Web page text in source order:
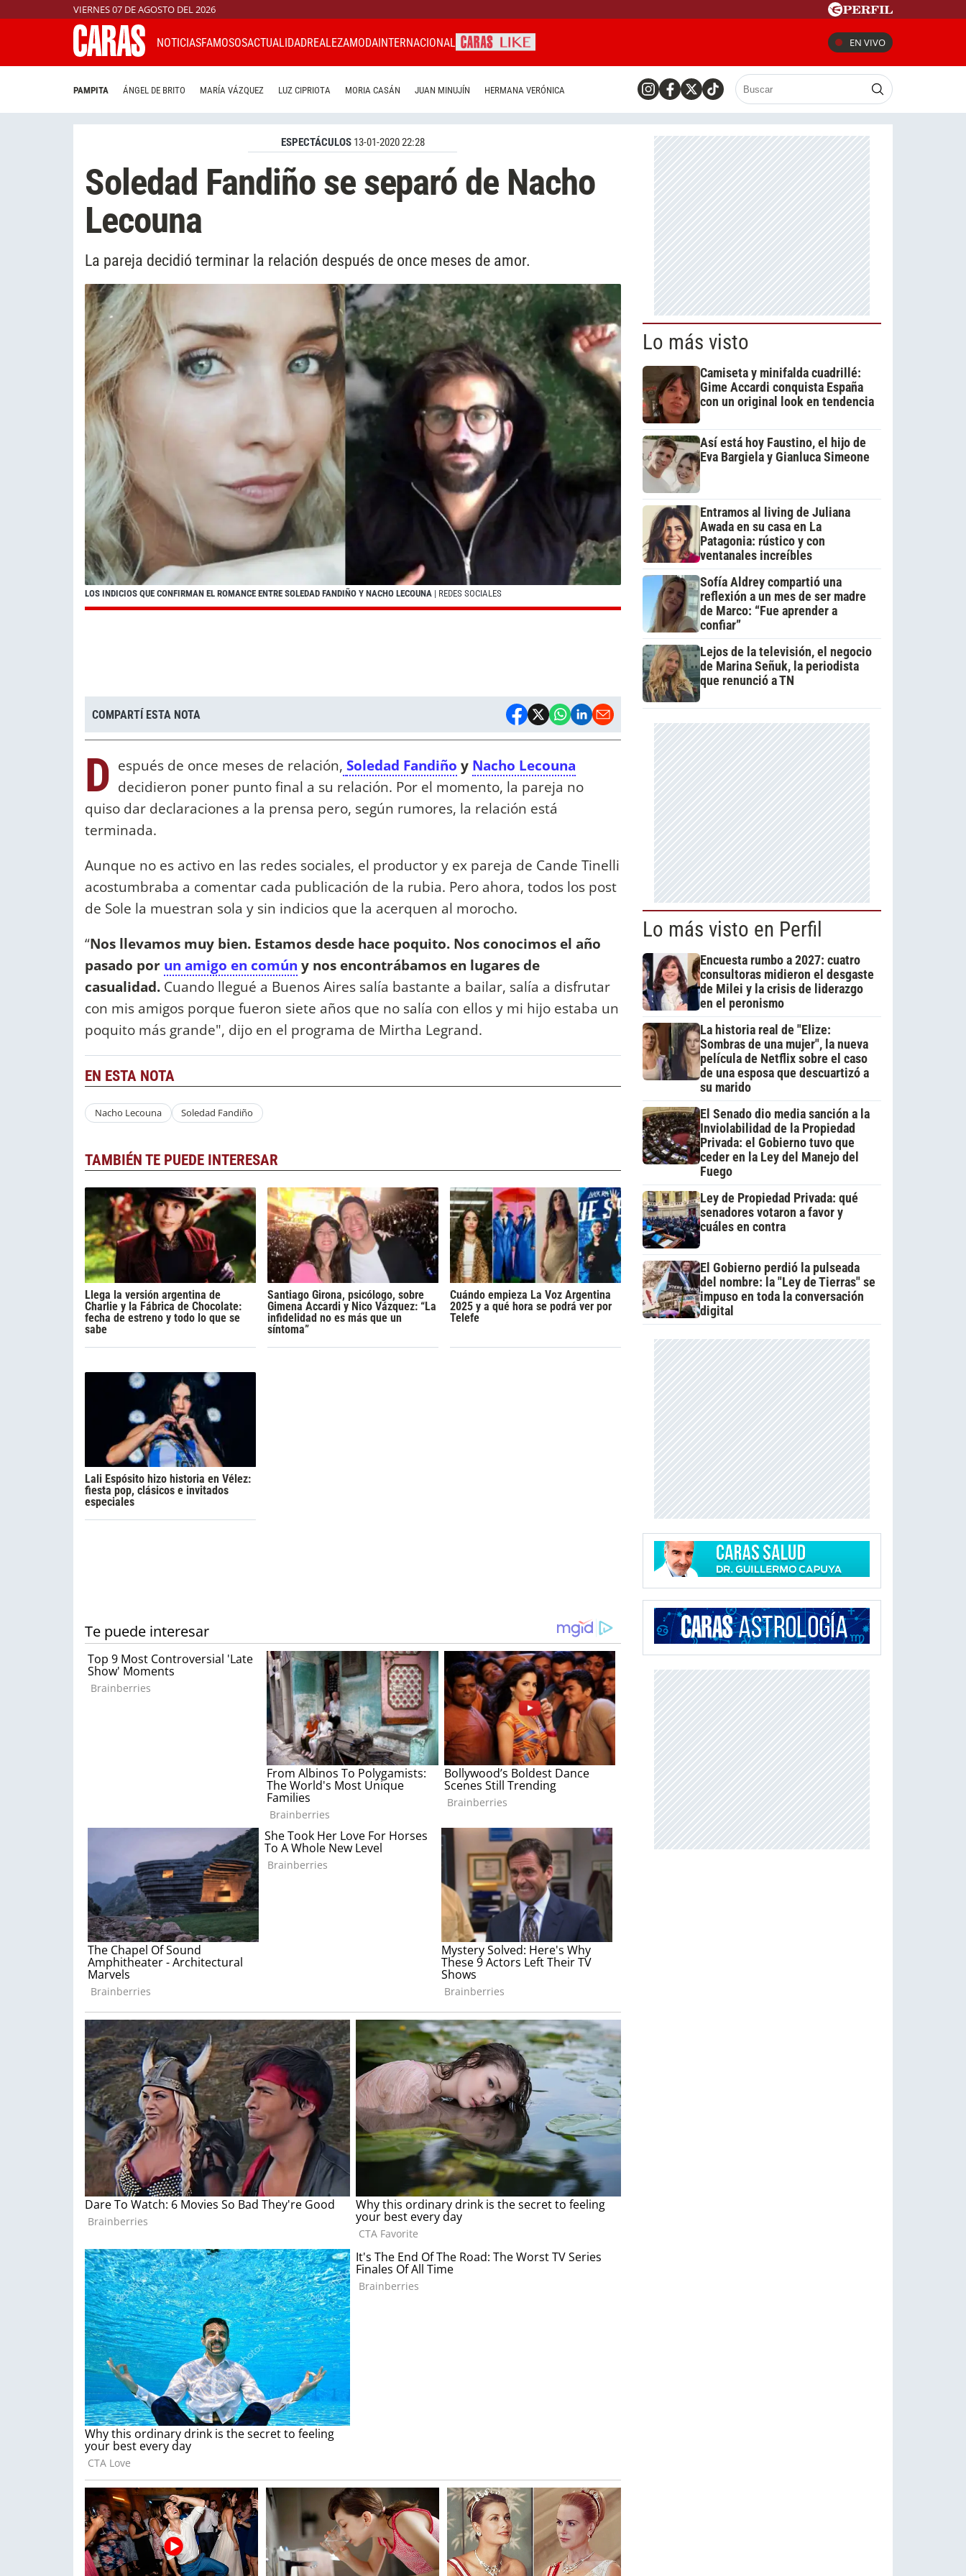
VIERNES 07 DE AGOSTO DEL 2026
NOTICIASFAMOSOSACTUALIDADREALEZAMODAINTERNACIONAL EN VIVO
PAMPITA ÁNGEL DE BRITO MARÍA VÁZQUEZ LUZ CIPRIOTA MORIA CASÁN JUAN MINUJÍN HERMANA VERÓNICA
ESPECTÁCULOS 13-01-2020 22:28
Soledad Fandiño se separó de Nacho
Lecouna
La pareja decidió terminar la relación después de once meses de amor.
LOS INDICIOS QUE CONFIRMAN EL ROMANCE ENTRE SOLEDAD FANDIÑO Y NACHO LECOUNA | REDES SOCIALES
COMPARTÍ ESTA NOTA
D espués de once meses de relación, Soledad Fandiño y Nacho Lecouna
decidieron poner punto final a su relación. Por el momento, la pareja no
quiso dar declaraciones a la prensa pero, según rumores, la relación está
terminada.
Aunque no es activo en las redes sociales, el productor y ex pareja de Cande Tinelli
acostumbraba a comentar cada publicación de la rubia. Pero ahora, todos los post
de Sole la muestran sola y sin indicios que la acerquen al morocho.
“Nos llevamos muy bien. Estamos desde hace poquito. Nos conocimos el año
pasado por un amigo en común y nos encontrábamos en lugares de
casualidad. Cuando llegué a Buenos Aires salía bastante a bailar, salía a disfrutar
con mis amigos porque fueron siete años que no salía con ellos y mi hijo estaba un
poquito más grande", dijo en el programa de Mirtha Legrand.
EN ESTA NOTA
Nacho Lecouna Soledad Fandiño
TAMBIÉN TE PUEDE INTERESAR
Llega la versión argentina de
Charlie y la Fábrica de Chocolate:
fecha de estreno y todo lo que se
sabe
Santiago Girona, psicólogo, sobre
Gimena Accardi y Nico Vázquez: “La
infidelidad no es más que un
síntoma”
Cuándo empieza La Voz Argentina
2025 y a qué hora se podrá ver por
Telefe
Lali Espósito hizo historia en Vélez:
fiesta pop, clásicos e invitados
especiales
Lo más visto
Camiseta y minifalda cuadrillé:
Gime Accardi conquista España
con un original look en tendencia
Así está hoy Faustino, el hijo de
Eva Bargiela y Gianluca Simeone
Entramos al living de Juliana
Awada en su casa en La
Patagonia: rústico y con
ventanales increíbles
Sofía Aldrey compartió una
reflexión a un mes de ser madre
de Marco: “Fue aprender a
confiar”
Lejos de la televisión, el negocio
de Marina Señuk, la periodista
que renunció a TN
Lo más visto en Perfil
Encuesta rumbo a 2027: cuatro
consultoras midieron el desgaste
de Milei y la crisis de liderazgo
en el peronismo
La historia real de "Elize:
Sombras de una mujer", la nueva
película de Netflix sobre el caso
de una esposa que descuartizó a
su marido
El Senado dio media sanción a la
Inviolabilidad de la Propiedad
Privada: el Gobierno tuvo que
ceder en la Ley del Manejo del
Fuego
Ley de Propiedad Privada: qué
senadores votaron a favor y
cuáles en contra
El Gobierno perdió la pulseada
del nombre: la "Ley de Tierras" se
impuso en toda la conversación
digital